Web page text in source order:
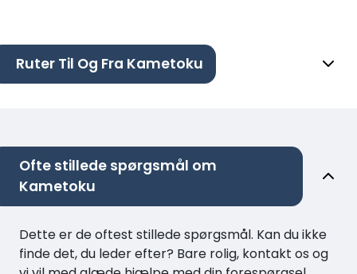
Ruter Til Og Fra Kametoku
Ofte stillede spørgsmål om
Kametoku
Dette er de oftest stillede spørgsmål. Kan du ikke
finde det, du leder efter? Bare rolig, kontakt os og